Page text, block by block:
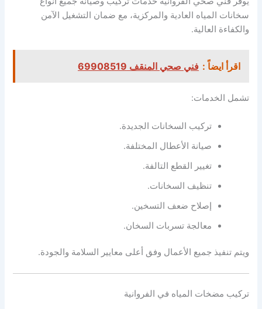
سخانات المياه العادية والمركزية، مع ضمان التشغيل الآمن
والكفاءة العالية.
اقرأ ايضاً : فني صحي المنقف 69908519
تشمل الخدمات:
تركيب السخانات الجديدة.
صيانة الأعطال المختلفة.
تغيير القطع التالفة.
تنظيف السخانات.
إصلاح ضعف التسخين.
معالجة تسربات السخان.
ويتم تنفيذ جميع الأعمال وفق أعلى معايير السلامة والجودة.
تركيب مضخات المياه في الفروانية